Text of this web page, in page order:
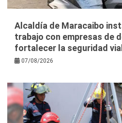
Alcaldía de Maracaibo
trabajo con empresas de
fortalecer la seguridad
07/08/2026